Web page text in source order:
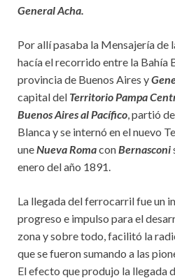
General Acha.
Por allí pasaba la Mensajería de
hacía el recorrido entre la Bahía
provincia de Buenos Aires y
capital del Territorio Pampa
Buenos Aires al Pacífico, partió
Blanca y se internó en el nuevo
uneNueva RomaconBernasconi
enero del año 1891.
La llegada del ferrocarril fue un
progreso e impulso para el
zona y sobre todo, facilitó la
que se fueron sumando a las
El efecto que produjo la llegada